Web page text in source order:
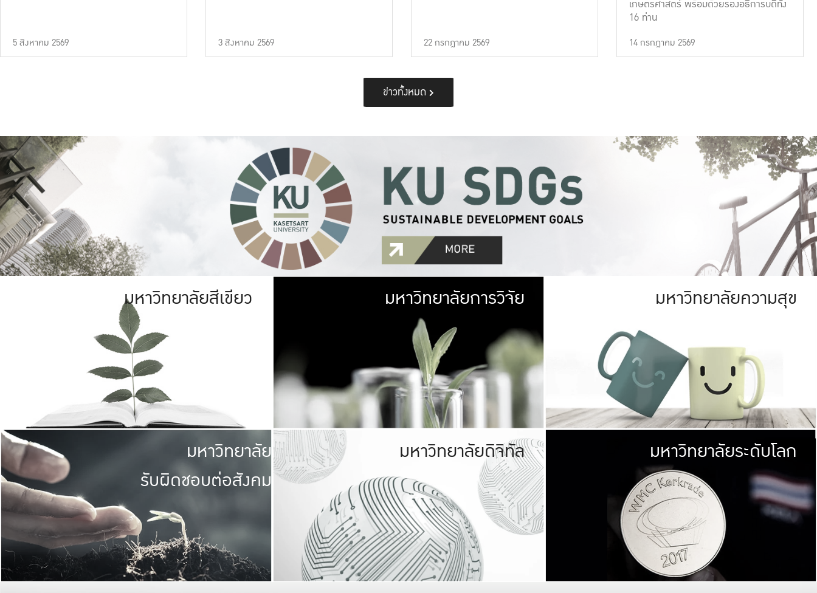
5 สิงหาคม 2569 3 สิงหาคม 2569 22 กรกฎาคม 2569
เกษตรศาสตร์ พร้อมด้วยรองอธิการบดีทั้ง
16 ท่าน
14 กรกฎาคม 2569
ข่าวทั้งหมด
มหาวิทยาลัยสีเขียว มหาวิทยาลัย
เกษตรศาสตร์ มีพื้นที่เขียวสดใส หนาแน่น
เป็นป่าในเมือง (URBAN FOREST)
เกษตรในเมือง (URBAN AGRICULTURE)
ที่นับรวมกันได้ประมาณ 1,400 ไร่
มหาวิทยาลัยการวิจัย มหาวิทยาลัย
ให้กับประชาชน
มหาวิทยาลัยความสุข
มหาวิทยาลัย
รับผิดชอบต่อสังคม
มหาวิทยาลัยรับผิดชอบต่อสังคม
ร่วมมือกับชุมชน เพื่อความกินดีอยู่ดี
และความสุขอย่างยั่งยืน
มองปัญหาในภาพกว้าง
แก้ไขจากปัญหาจุดเล็กๆ
มหาวิทยาลัยดิจิทัล มหาวิทยา
พร้อมที่จ
และผลักดันในการใช้ระบบส
เพื่อการทำงานแ
มหาวิทยาลัยระดับโลก